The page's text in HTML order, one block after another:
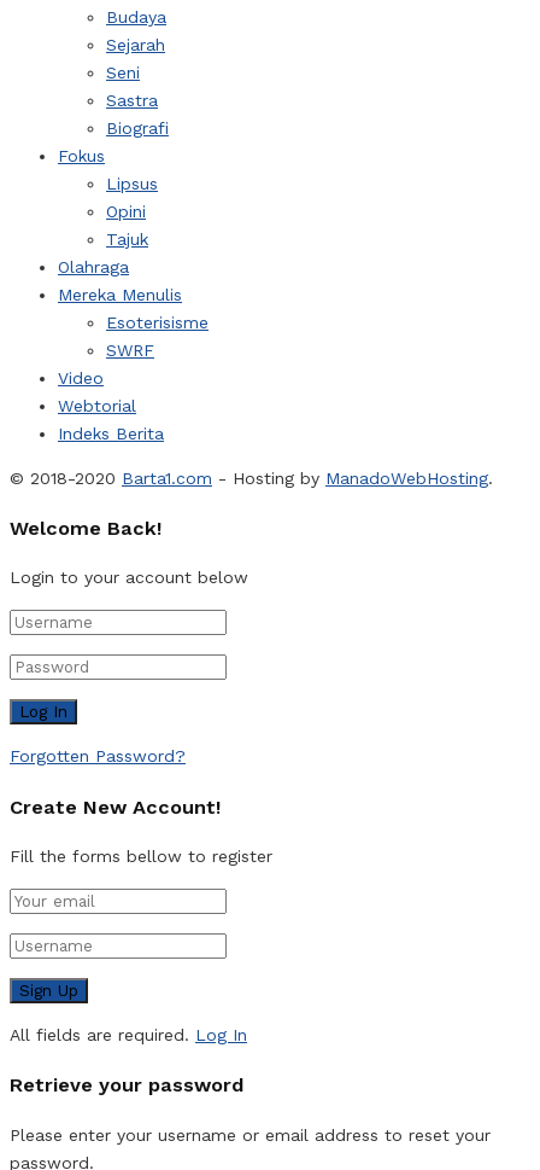
Budaya
Sejarah
Seni
Sastra
Biografi
Fokus
Lipsus
Opini
Tajuk
Olahraga
Mereka Menulis
Esoterisisme
SWRF
Video
Webtorial
Indeks Berita
© 2018-2020 Barta1.com - Hosting by ManadoWebHosting.
Welcome Back!
Login to your account below
Forgotten Password?
Create New Account!
Fill the forms bellow to register
All fields are required. Log In
Retrieve your password
Please enter your username or email address to reset your
password.